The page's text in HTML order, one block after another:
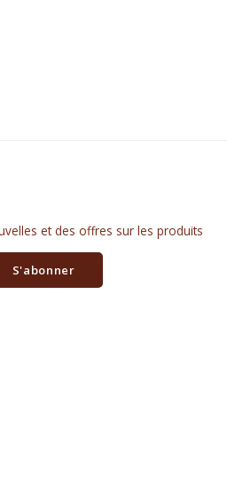
et des offres sur les produits
S'abonner